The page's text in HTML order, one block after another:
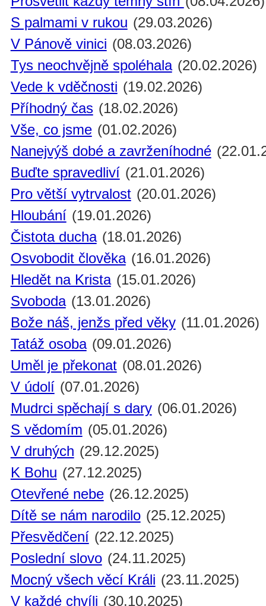
S palmami v rukou (29.03.2026)
V Pánově vinici (08.03.2026)
Tys neochvějně spoléhala (20.02.2026)
Vede k vděčnosti (19.02.2026)
Příhodný čas (18.02.2026)
Vše, co jsme (01.02.2026)
Nanejvýš dobé a zavrženíhodné
Buďte spravedliví (21.01.2026)
Pro větší vytrvalost (20.01.2026)
Hloubání (19.01.2026)
Čistota ducha (18.01.2026)
Osvobodit člověka (16.01.2026)
Hledět na Krista (15.01.2026)
Svoboda (13.01.2026)
Bože náš, jenžs před věky (11.01.2026)
Tatáž osoba (09.01.2026)
Uměl je překonat (08.01.2026)
V údolí (07.01.2026)
Mudrci spěchají s dary (06.01.2026)
S vědomím (05.01.2026)
V druhých (29.12.2025)
K Bohu (27.12.2025)
Otevřené nebe (26.12.2025)
Dítě se nám narodilo (25.12.2025)
Přesvědčení (22.12.2025)
Poslední slovo (24.11.2025)
Mocný všech věcí Králi (23.11.2025)
V každé chvíli (30.10.2025)